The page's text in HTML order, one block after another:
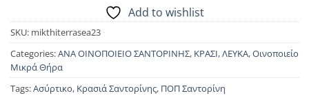
Add to wishlist
SKU: mikthiterrasea23
Categories:ΑΝΑ ΟΙΝΟΠΟΙΕΙΟ ΣΑΝΤΟΡΙΝΗΣ, ΚΡΑΣΙ,ΛΕΥΚΑ,Οινοποιείο
Μικρά Θήρα
Tags:Ασύρτικο, Κρασιά Σαντορίνης, ΠΟΠ Σαντορίνη